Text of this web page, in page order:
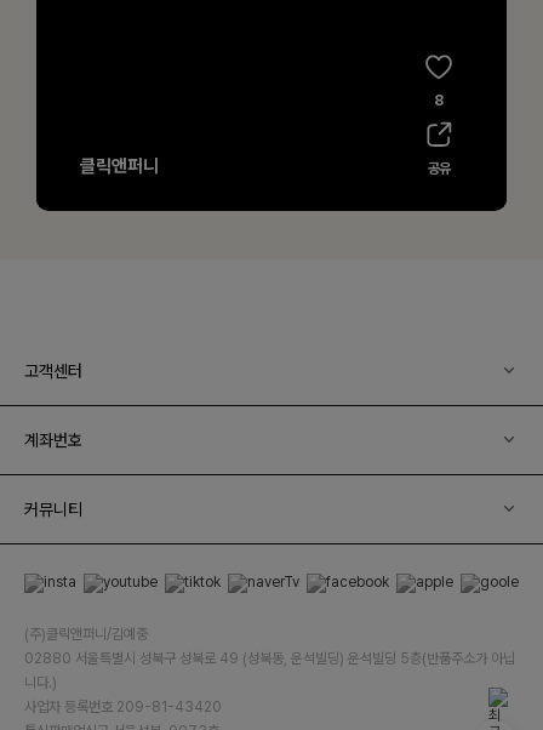
고객센터
계좌번호
커뮤니티
(주)클릭앤퍼니/김예중
02880 서울특별시 성북구 성북로 49 (성북동, 운석빌딩) 운석빌딩 5층(반품주소가 아닙
니다.)
사업자 등록번호 209-81-43420